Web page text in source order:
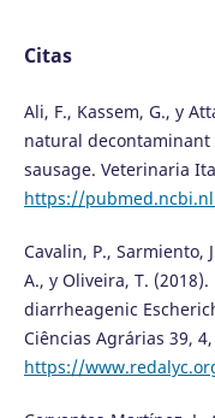
Citas
Ali, F., Kassem, G., y
natural
sausage. Veterinaria
https://
Cavalin, P., Sarmiento,
A., y Oliveira, T.
diarrheagenic
Ciências Agrárias 39,
https://